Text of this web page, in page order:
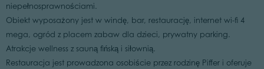
niepełnosprawnościami.
Obiekt wyposażony jest w windę, bar, restaurację, internet wi-fi 4
mega, ogród z placem zabaw dla dzieci, prywatny parking.
Atrakcje wellness z sauną fińską i siłownią.
Restauracja jest prowadzona osobiście przez rodzinę Piffer i oferuje